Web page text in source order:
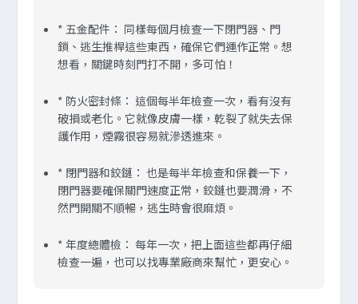
* 五金配件： 同樣每個月檢查一下閉門器、門
鎖、逃生推桿這些東西，確保它們運作正常。想
想看，關鍵時刻門打不開，多可怕！
* 防火密封條： 這個每半年檢查一次，看有沒有
破損或老化。它就像皮膚一樣，乾裂了就失去保
護作用，煙霧很容易就滲透進來。
* 閉門器和鉸鏈： 也是每半年檢查和保養一下，
閉門器要確保關門速度正常，鉸鏈也要潤滑，不
然門開關不順暢，逃生時會很麻煩。
*年度總體檢： 每年一次，把上面這些都再仔細
檢查一遍，也可以找專業廠商來幫忙，更安心。